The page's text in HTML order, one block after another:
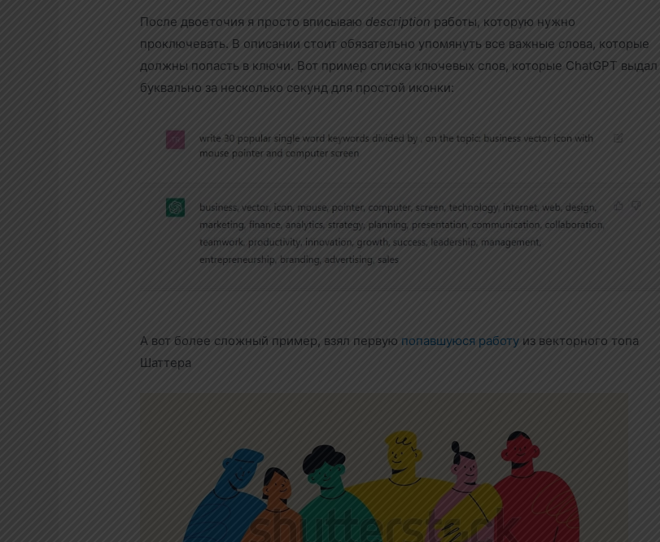
После двоеточия я просто вписываю description работы, которую нужно
проключевать. В описании стоит обязательно упомянуть все важные слова, которые
должны попасть в ключи. Вот пример списка ключевых слов, которые ChatGPT выдал
буквально за несколько секунд для простой иконки:
А вот более сложный пример, взял первую попавшуюся работу из векторного топа
Шаттера